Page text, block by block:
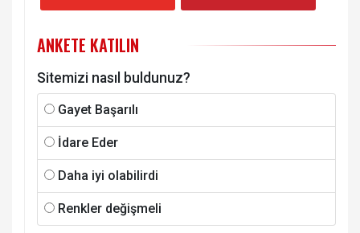
ANKETE KATILIN
Sitemizi nasıl buldunuz?
Gayet Başarılı
İdare Eder
Daha iyi olabilirdi
Renkler değişmeli